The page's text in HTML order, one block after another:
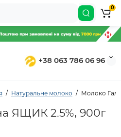
+38 063 786 06 96
0
Натуральне молоко Молоко
ЯЩИК 2.5%, 900г